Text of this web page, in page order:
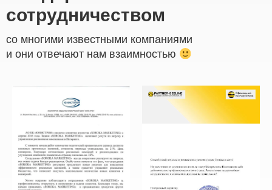
сотрудничеством
со многими известными компаниями
и они отвечают нам взаимностью